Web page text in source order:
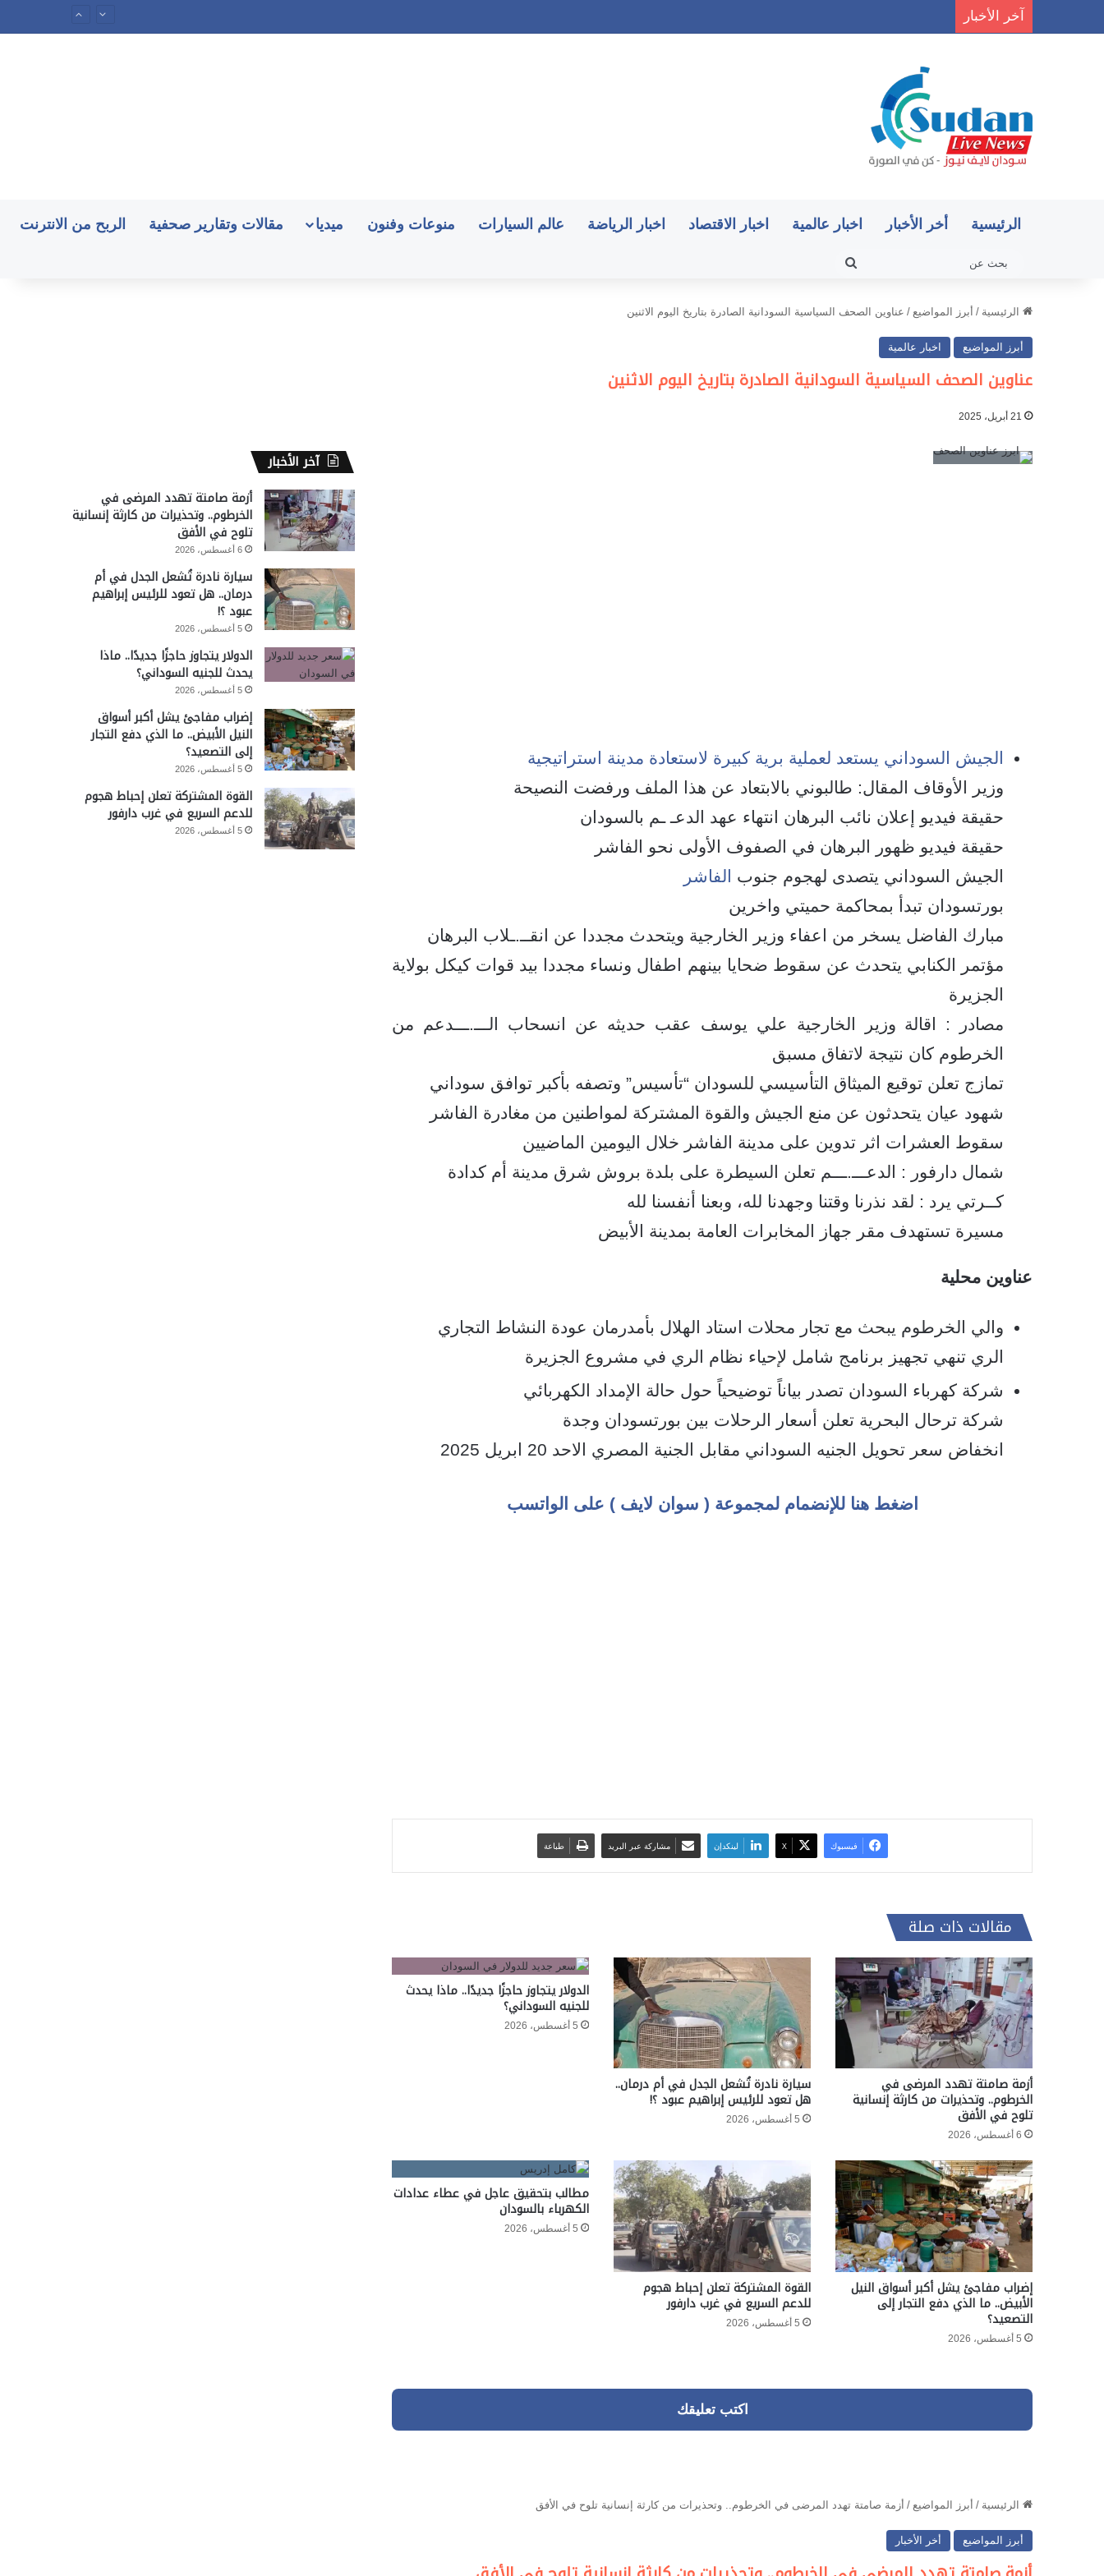
آخر الأخبار
الرئيسية أخر الأخبار اخبار عالمية اخبار الاقتصاد اخبار الرياضة عالم السيارات منوعات وفنون ميديا مقالات وتقارير صحفية الربح من الانترنت
الرئيسية / أبرز المواضيع / عناوين الصحف السياسية السودانية الصادرة بتاريخ اليوم الاثنين
أبرز المواضيع اخبار عالمية
عناوين الصحف السياسية السودانية الصادرة بتاريخ اليوم الاثنين
21 أبريل، 2025
الجيش السوداني يستعد لعملية برية كبيرة لاستعادة مدينة استراتيجية
وزير الأوقاف المقال: طالبوني بالابتعاد عن هذا الملف ورفضت النصيحة
حقيقة فيديو إعلان نائب البرهان انتهاء عهد الدعـ ـم بالسودان
حقيقة فيديو ظهور البرهان في الصفوف الأولى نحو الفاشر
الجيش السوداني يتصدى لهجوم جنوب
الفاشر
بورتسودان تبدأ بمحاكمة حميتي واخرين
مبارك الفاضل يسخر من اعفاء وزير الخارجية ويتحدث مجددا عن انقــ.ـلاب البرهان
مؤتمر الكنابي يتحدث عن سقوط ضحايا بينهم اطفال ونساء مجددا بيد قوات كيكل بولاية
الجزيرة
مصادر : اقالة وزير الخارجية علي يوسف عقب حديثه عن انسحاب الـــ.ـــدعم من
الخرطوم كان نتيجة لاتفاق مسبق
تمازج تعلن توقيع الميثاق التأسيسي للسودان “تأسيس” وتصفه بأكبر توافق سوداني
شهود عيان يتحدثون عن منع الجيش والقوة المشتركة لمواطنين من مغادرة الفاشر
سقوط العشرات اثر تدوين على مدينة الفاشر خلال اليومين الماضيين
شمال دارفور : الدعـــ.ـــم تعلن السيطرة على بلدة بروش شرق مدينة أم كدادة
كــرتي يرد : لقد نذرنا وقتنا وجهدنا لله، وبعنا أنفسنا لله
مسيرة تستهدف مقر جهاز المخابرات العامة بمدينة الأبيض
عناوين محلية
والي الخرطوم يبحث مع تجار محلات استاد الهلال بأمدرمان عودة النشاط التجاري
الري تنهي تجهيز برنامج شامل لإحياء نظام الري في مشروع الجزيرة
شركة كهرباء السودان تصدر بياناً توضيحياً حول حالة الإمداد الكهربائي
شركة ترحال البحرية تعلن أسعار الرحلات بين بورتسودان وجدة
انخفاض سعر تحويل الجنيه السوداني مقابل الجنية المصري الاحد 20 ابريل 2025
اضغط هنا للإنضمام لمجموعة ( سوان لايف ) على الواتسب
فيسبوك ‫X لينكدإن مشاركة عبر البريد طباعة
مقالات ذات صلة
أزمة صامتة تهدد المرضى في
الخرطوم.. وتحذيرات من كارثة إنسانية
تلوح في الأفق
6 أغسطس، 2026
سيارة نادرة تُشعل الجدل في أم درمان..
هل تعود للرئيس إبراهيم عبود ؟!
5 أغسطس، 2026
الدولار يتجاوز حاجزًا جديدًا.. ماذا يحدث
للجنيه السوداني؟
5 أغسطس، 2026
إضراب مفاجئ يشل أكبر أسواق النيل
الأبيض.. ما الذي دفع التجار إلى
التصعيد؟
5 أغسطس، 2026
القوة المشتركة تعلن إحباط هجوم
للدعم السريع في غرب دارفور
5 أغسطس، 2026
مطالب بتحقيق عاجل في عطاء عدادات
الكهرباء بالسودان
5 أغسطس، 2026
اكتب تعليقك
آخر الأخبار
أزمة صامتة تهدد المرضى في
الخرطوم.. وتحذيرات من كارثة إنسانية
تلوح في الأفق
6 أغسطس، 2026
سيارة نادرة تُشعل الجدل في أم
درمان.. هل تعود للرئيس إبراهيم
عبود ؟!
5 أغسطس، 2026
الدولار يتجاوز حاجزًا جديدًا.. ماذا
يحدث للجنيه السوداني؟
5 أغسطس، 2026
إضراب مفاجئ يشل أكبر أسواق
النيل الأبيض.. ما الذي دفع التجار
إلى التصعيد؟
5 أغسطس، 2026
القوة المشتركة تعلن إحباط هجوم
للدعم السريع في غرب دارفور
5 أغسطس، 2026